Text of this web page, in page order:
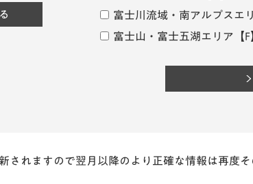
富士川流域・南アルプスエ
富士山・富士五湖エリア 【F
されますので翌月以降のより正確な情報は再度